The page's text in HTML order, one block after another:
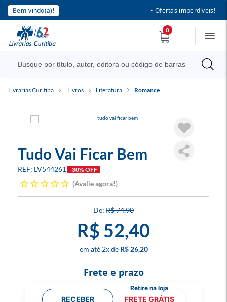
Bem-vindo(a)! • Ofertas imperdíveis!
0
Livrarias Curitiba Livros Literatura Romance
Tudo Vai Ficar Bem
LV544261 -30% OFF
Avalie agora!
R$ 74,90
R$ 52,40
2x R$ 26,20
Frete e prazo
RECEBER FRETE GRÁTIS